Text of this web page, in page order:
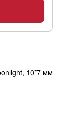
10*7 мм